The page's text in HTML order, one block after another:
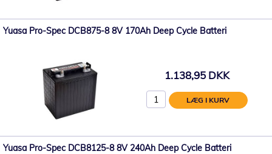
Yuasa Pro-Spec DCB875-8 8V 170Ah Deep Cycle Batteri
1.138,95 DKK
LÆG I KURV
Yuasa Pro-Spec DCB8125-8 8V 240Ah Deep Cycle Batteri